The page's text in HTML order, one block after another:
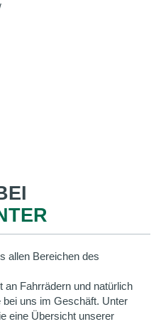
allen Bereichen des
an Fahrrädern und natürlich
bei uns im Geschäft. Unter
eine Übersicht unserer